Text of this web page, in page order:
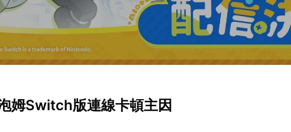
姆Switch版連線卡頓主因